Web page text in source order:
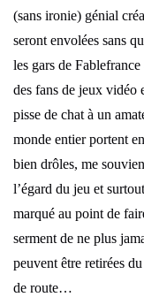
(sans ironie) génial
seront envolées sans
les gars de
des fans de jeux vidéo
pisse de chat à un
monde entier portent
bien drôles, me
l’égard du jeu et
marqué au point de
serment de ne plus
peuvent être retirées
de route…